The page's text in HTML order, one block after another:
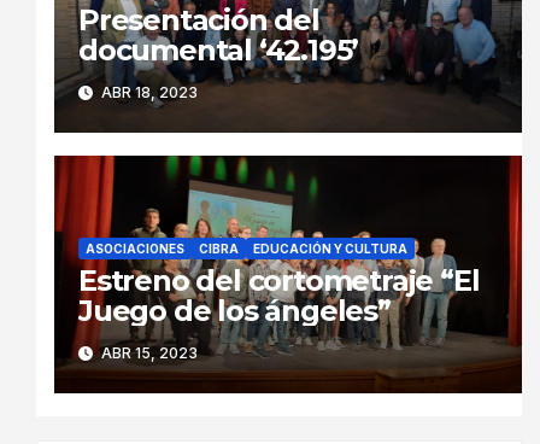
Presentación del
documental ‘42.195’
ABR 18, 2023
ASOCIACIONES CIBRA EDUCACIÓN Y CULTURA
Estreno del cortometraje “El
Juego de los ángeles”
ABR 15, 2023